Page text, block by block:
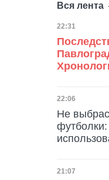
Вся лента
Дата
22:31
Дата
22:06
Не
Дата
21:07